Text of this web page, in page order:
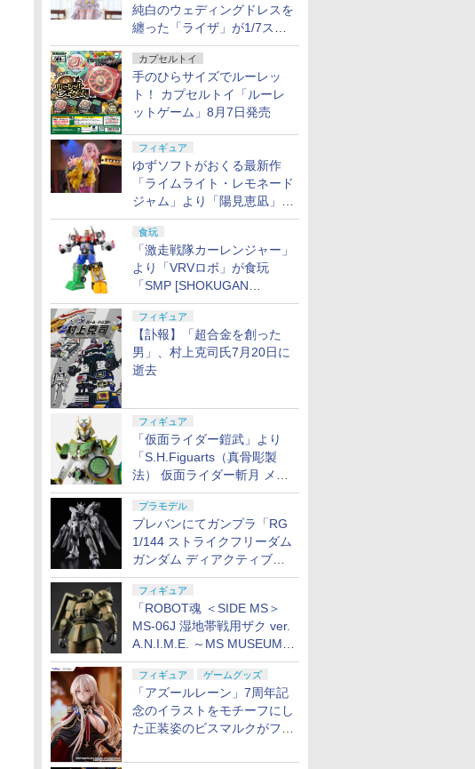
純白のウェディングドレスを
纏った「ライザ」が1/7スケ
ールフィギュアで登場！
カプセルトイ
手のひらサイズでルーレッ
ト！ カプセルトイ「ルーレ
ットゲーム」8月7日発売
フィギュア
ゆずソフトがおくる最新作
「ライムライト・レモネード
ジャム」より「陽見恵凪」が
1/3.5スケールフィギュアで
登場！
食玩
「激走戦隊カーレンジャー」
より「VRVロボ」が食玩
「SMP [SHOKUGAN
MODELING PROJECT]」に
登場！
フィギュア
【訃報】「超合金を創った
男」、村上克司氏7月20日に
逝去
フィギュア
「仮面ライダー鎧武」より
「S.H.Figuarts（真骨彫製
法） 仮面ライダー斬月 メロ
ンアームズ」がプレバンにて
8月7日16時から予約開始！
プラモデル
プレバンにてガンプラ「RG
1/144 ストライクフリーダム
ガンダム ディアクティブモ
ード」の再販分が8月7日11
時より予約開始！
フィギュア
「ROBOT魂 ＜SIDE MS＞
MS-06J 湿地帯戦用ザク ver.
A.N.I.M.E. ～MS MUSEUM
～」がプレバンにて8月7日
16時より予約開始！
フィギュア ゲームグッズ
「アズールレーン」7周年記
念のイラストをモチーフにし
た正装姿のビスマルクがフィ